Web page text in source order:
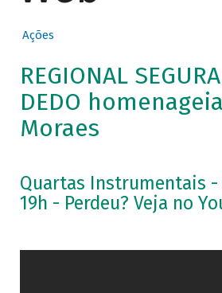
Ações
REGIONAL
DEDO
Moraes
Quartas Instrumentais -
19h - Perdeu? Veja no